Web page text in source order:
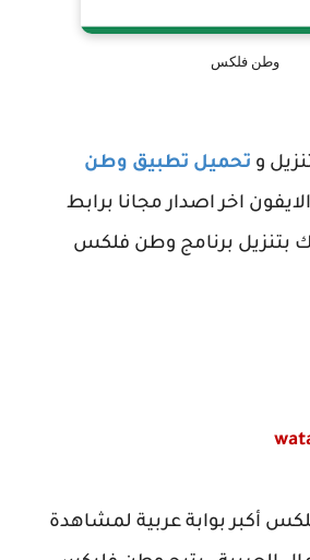
وطن فلكس
و تحميل تطبيق وطن
الايفون اخر اصدار مجانا برابط
بتنزيل برنامج وطن فلكس
أكبر بوابة عربية لمشاهدة